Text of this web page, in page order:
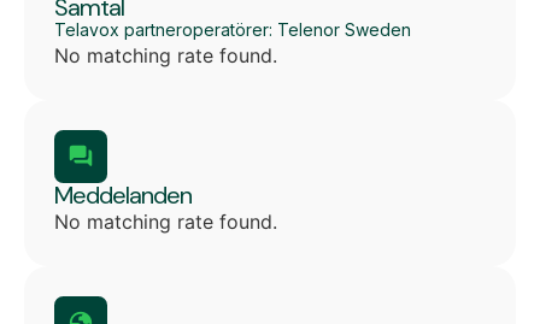
Samtal
Telavox partneroperatörer: Telenor Sweden
No matching rate found.
Meddelanden
No matching rate found.